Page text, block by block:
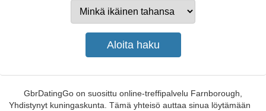
GbrDatingGo on suosittu online-treffipalvelu Farnborough,
Yhdistynyt kuningaskunta. Tämä yhteisö auttaa sinua löytämään